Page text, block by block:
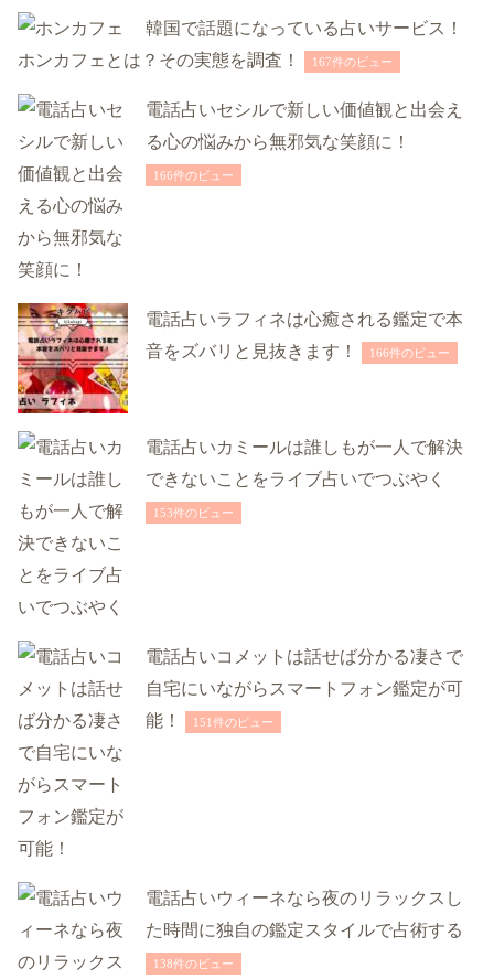
韓国で話題になっている占いサービス！
ホンカフェとは？その実態を調査！
167件のビュー
電話占いセシルで新しい価値観と出会え
る心の悩みから無邪気な笑顔に！
166件のビュー
電話占いラフィネは心癒される鑑定で本
音をズバリと見抜きます！
166件のビュー
電話占いカミールは誰しもが一人で解決
できないことをライブ占いでつぶやく
153件のビュー
電話占いコメットは話せば分かる凄さで
自宅にいながらスマートフォン鑑定が可
能！
151件のビュー
電話占いウィーネなら夜のリラックスし
た時間に独自の鑑定スタイルで占術する
138件のビュー